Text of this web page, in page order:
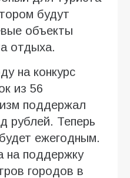
будут
объекты
отдыха.
на конкурс
из 56
поддержал
рублей. Теперь
ежегодным.
на поддержку
городов в